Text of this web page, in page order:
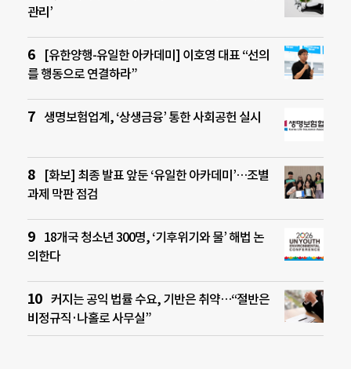
관리’
[유한양행-유일한 아카데미] 이호영 대표 “선의
를 행동으로 연결하라”
생명보험업계, ‘상생금융’ 통한 사회공헌 실시
[화보] 최종 발표 앞둔 ‘유일한 아카데미’…조별
과제 막판 점검
18개국 청소년 300명, ‘기후위기와 물’ 해법 논
의한다
커지는 공익 법률 수요, 기반은 취약…“절반은
비정규직·나홀로 사무실”